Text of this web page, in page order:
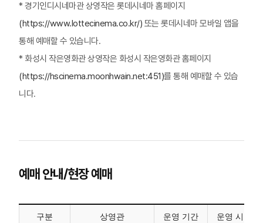
* 경기인디시네마관 상영작은 롯데시네마 홈페이지
(https://www.lottecinema.co.kr/) 또는 롯데시네마 모바일 앱을
통해 예매할 수 있습니다.
* 화성시 작은영화관 상영작은 화성시 작은영화관 홈페이지
(https://hscinema.moonhwain.net:451)를 통해 예매할 수 있습
니다.
예매 안내/현장 예매
구분 상영관 운영 기간 운영 시간